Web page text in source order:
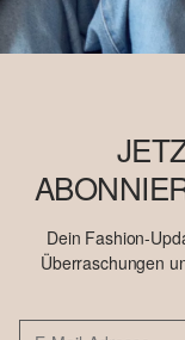
Dein Fashion-
Überraschungen